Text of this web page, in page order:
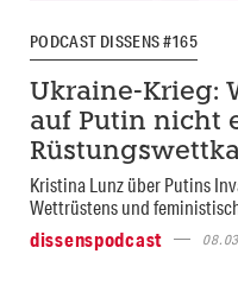
PODCAST DISSENS #165
Ukraine-Krieg:
auf Putin nicht
Kristina Lunz über Putins
Wettrüstens und
dissenspodcast